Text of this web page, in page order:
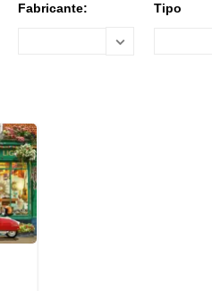
Fabricante: Tipo